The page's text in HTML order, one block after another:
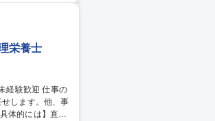
栄養士
します。他、事